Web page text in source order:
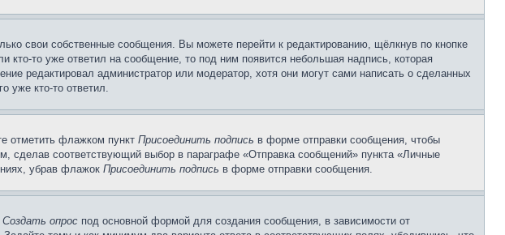
свои собственные сообщения. Вы можете перейти к редактированию, щёлкнув по кнопке
кто-то уже ответил на сообщение, то под ним появится небольшая надпись, которая
редактировал администратор или модератор, хотя они могут сами написать о сделанных
уже кто-то ответил.
отметить флажком пункт Присоединить подпись в форме отправки сообщения, чтобы
соответствующий выбор в параграфе «Отправка сообщений» пункта «Личные
убрав флажок Присоединить подпись в форме отправки сообщения.
Создать опрос под основной формой для создания сообщения, в зависимости от